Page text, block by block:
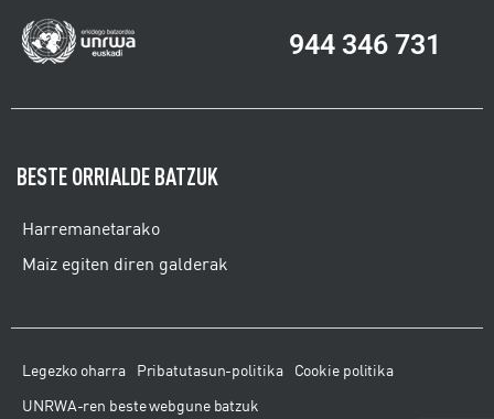
944 346 731
BESTE ORRIALDE BATZUK
Harremanetarako
Maiz egiten diren galderak
Legezko oharra Pribatutasun-politika
Cookie politika
UNRWA-ren beste webgune batzuk